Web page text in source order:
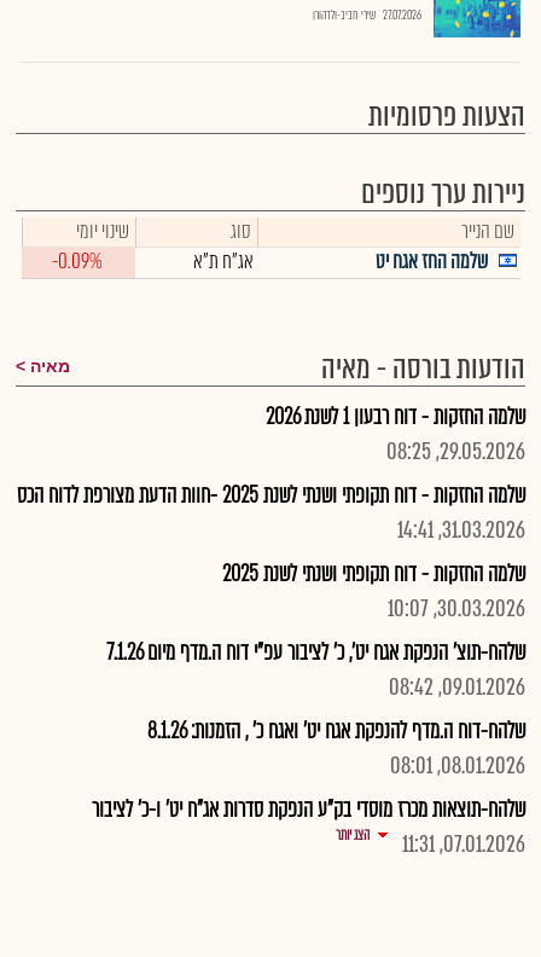
27.07.2026 שירי חביב-ולדהורן
הצעות פרסומיות
ניירות ערך נוספים
שם הנייר סוג
שינוי יומי
שלמה החז אגח יט
אג"ח ת"א -0.09%
הודעות בורסה - מאיה מאיה
שלמה החזקות - דוח רבעון 1 לשנת 2026
29.05.2026, 08:25
שלמה החזקות - דוח תקופתי ושנתי לשנת 2025 -חוות הדעת מצורפת לדוח הכס
31.03.2026, 14:41
שלמה החזקות - דוח תקופתי ושנתי לשנת 2025
30.03.2026, 10:07
שלהח-תוצ' הנפקת אגח יט', כ' לציבור עפ"י דוח ה.מדף מיום 7.1.26
09.01.2026, 08:42
שלהח-דוח ה.מדף להנפקת אגח יט' ואגח כ' , הזמנות: 8.1.26
08.01.2026, 08:01
שלהח-תוצאות מכרז מוסדי בק"ע הנפקת סדרות אג"ח יט' ו-כ' לציבור
07.01.2026, 11:31
הצג יותר